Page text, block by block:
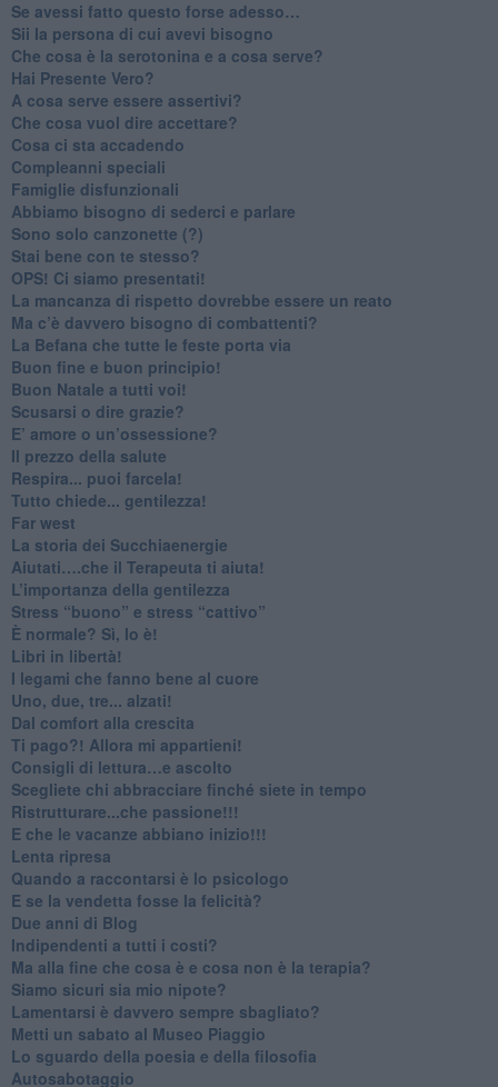
​Se avessi fatto questo forse adesso…
​Sii la persona di cui avevi bisogno
Che cosa è la serotonina e a cosa serve?
​Hai Presente Vero?
A cosa serve essere assertivi?
​Che cosa vuol dire accettare?
​Cosa ci sta accadendo
​Compleanni speciali
​Famiglie disfunzionali
​Abbiamo bisogno di sederci e parlare
Sono solo canzonette (?)
​Stai bene con te stesso?
​OPS! Ci siamo presentati!
​La mancanza di rispetto dovrebbe essere un reato
​Ma c’è davvero bisogno di combattenti?
​La Befana che tutte le feste porta via
Buon fine e buon principio!
​Buon Natale a tutti voi!
​Scusarsi o dire grazie?
​E’ amore o un’ossessione?
​Il prezzo della salute
​Respira... puoi farcela!
​Tutto chiede... gentilezza!
​Far west
​La storia dei Succhiaenergie
​Aiutati….che il Terapeuta ti aiuta!
​L’importanza della gentilezza
​Stress “buono” e stress “cattivo”
​È normale? Sì, lo è!
​Libri in libertà!
​I legami che fanno bene al cuore
Uno, due, tre... alzati!​
​Dal comfort alla crescita
​Ti pago?! Allora mi appartieni!​
​Consigli di lettura…e ascolto
​Scegliete chi abbracciare finché siete in tempo
​Ristrutturare...che passione!!!
​E che le vacanze abbiano inizio!!!
​Lenta ripresa
​Quando a raccontarsi è lo psicologo
​E se la vendetta fosse la felicità?
​Due anni di Blog
​Indipendenti a tutti i costi?
​Ma alla fine che cosa è e cosa non è la terapia?
​Siamo sicuri sia mio nipote?
​Lamentarsi è davvero sempre sbagliato?
​Metti un sabato al Museo Piaggio
​Lo sguardo della poesia e della filosofia
Autosabotaggio